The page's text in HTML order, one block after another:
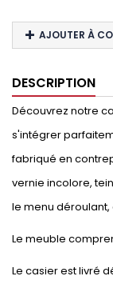
AJOUTER À
DESCRIPTION
Découvrez notre
s'intégrer
fabriqué en
vernie incolore,
le menu
Le meuble
Le casier est livré